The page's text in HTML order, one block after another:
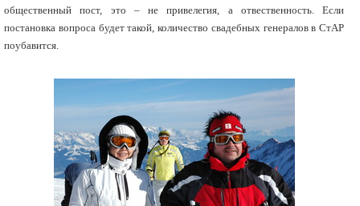
общественный пост, это – не привелегия, а отвественность. Если
постановка вопроса будет такой, количество свадебных генералов в СтАР
поубавится.